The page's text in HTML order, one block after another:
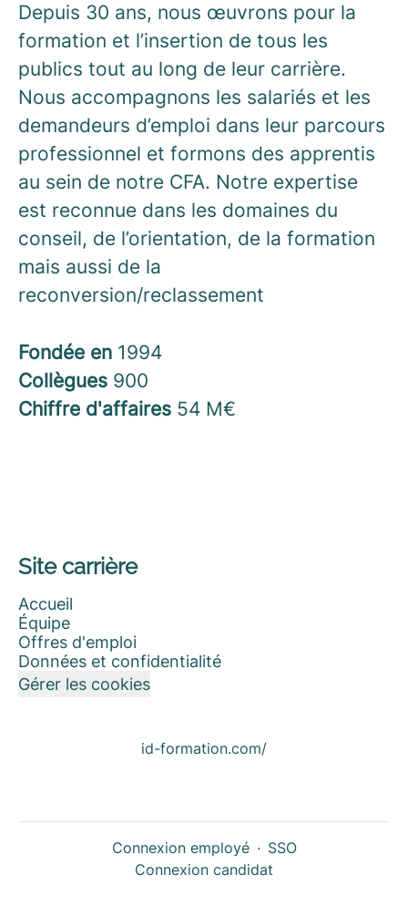
Depuis 30 ans, nous œuvrons pour la
formation et l’insertion de tous les
publics tout au long de leur carrière.
Nous accompagnons les salariés et les
demandeurs d’emploi dans leur parcours
professionnel et formons des apprentis
au sein de notre CFA. Notre expertise
est reconnue dans les domaines du
conseil, de l’orientation, de la formation
mais aussi de la
reconversion/reclassement
Fondée en 1994
Collègues 900
Chiffre d'affaires 54 M€
Site carrière
Accueil
Équipe
Offres d'emploi
Données et confidentialité
Gérer les cookies
id-formation.com/
Connexion employé · SSO
Connexion candidat